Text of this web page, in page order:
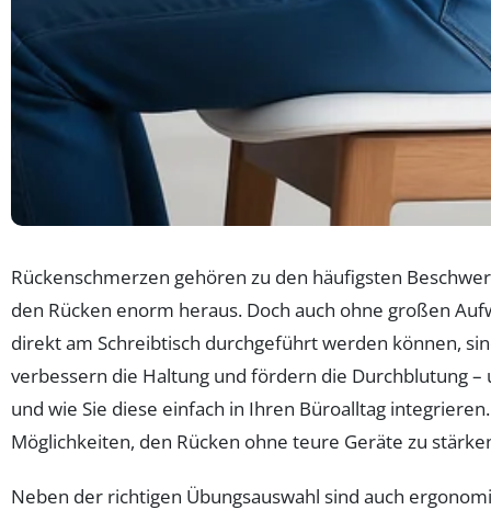
Rückenschmerzen gehören zu den häufigsten
den Rücken enorm heraus. Doch auch ohne großen
direkt am Schreibtisch durchgeführt werden können,
verbessern die Haltung und fördern die Durchblutung
und wie Sie diese einfach in Ihren Büroalltag
Möglichkeiten, den Rücken ohne teure Geräte zu
Neben der richtigen Übungsauswahl sind auch